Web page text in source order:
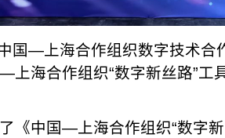
国—上海合作组织数字技术合
海合作组织“数字新丝路”工
《中国—上海合作组织“数字